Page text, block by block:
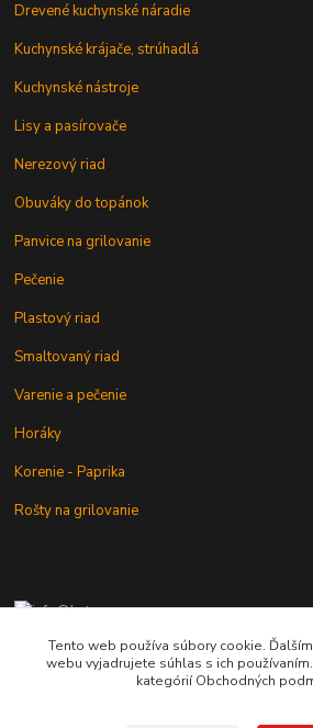
Drevené kuchynské náradie
Kuchynské krájače, strúhadlá
Kuchynské nástroje
Lisy a pasírovače
Nerezový riad
Obuváky do topánok
Panvice na grilovanie
Pečenie
Plastový riad
Smaltovaný riad
Varenie a pečenie
Horáky
Korenie - Paprika
Rošty na grilovanie
+421 902 212 007
od 8:00 - do 16:00 hod
Tento web používa súbory cookie.
webu vyjadrujete súhlas s ich
kategórií Obchodných